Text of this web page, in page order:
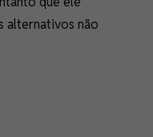
alternativos não